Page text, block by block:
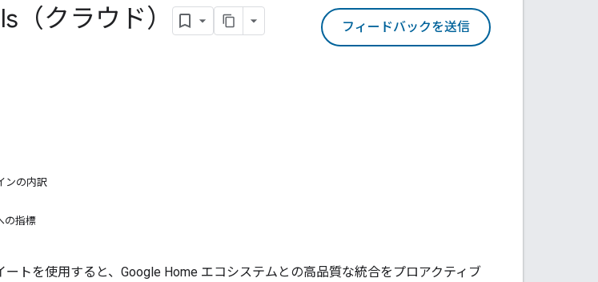
フィードバックを送信
（クラウド）
ンの内訳
の指標
ートを使用すると、Google Home エコシステムとの高品質な統合をプロアクティブ